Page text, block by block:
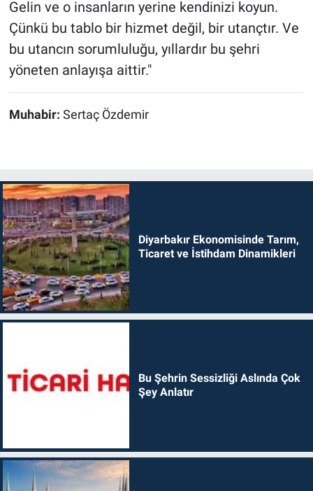
Gelin ve o insanların yerine kendinizi koyun.
Çünkü bu tablo bir hizmet değil, bir utançtır. Ve
bu utancın sorumluluğu, yıllardır bu şehri
yöneten anlayışa aittir."
Muhabir: Sertaç Özdemir
Diyarbakır Ekonomisinde Tarım,
Ticaret ve İstihdam Dinamikleri
Bu Şehrin Sessizliği Aslında Çok
Şey Anlatır